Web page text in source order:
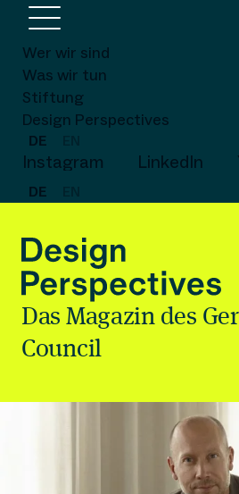
Wer wir sind
Was wir tun
Stiftung
Design Perspectives
DE
Instagram LinkedIn
DE
Das Magazin des
Council